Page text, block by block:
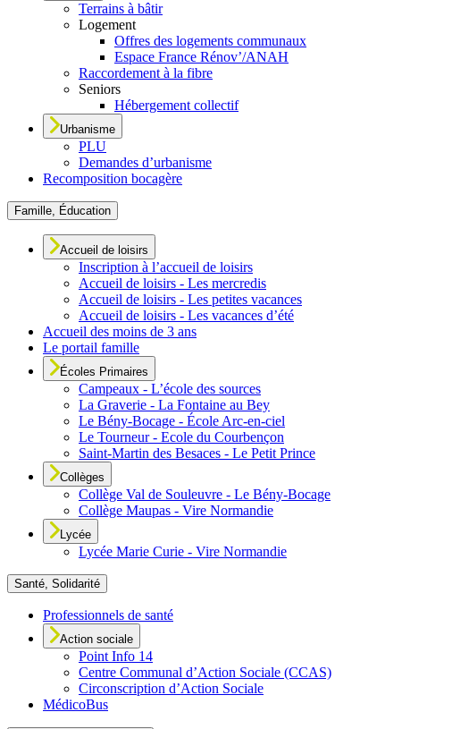
Terrains à bâtir
Logement
Offres des logements communaux
Espace France Rénov’/ANAH
Raccordement à la fibre
Seniors
Hébergement collectif
Urbanisme
PLU
Demandes d’urbanisme
Recomposition bocagère
Famille, Éducation
Accueil de loisirs
Inscription à l’accueil de loisirs
Accueil de loisirs - Les mercredis
Accueil de loisirs - Les petites vacances
Accueil de loisirs - Les vacances d’été
Accueil des moins de 3 ans
Le portail famille
Écoles Primaires
Campeaux - L’école des sources
La Graverie - La Fontaine au Bey
Le Bény-Bocage - École Arc-en-ciel
Le Tourneur - Ecole du Courbençon
Saint-Martin des Besaces - Le Petit Prince
Collèges
Collège Val de Souleuvre - Le Bény-Bocage
Collège Maupas - Vire Normandie
Lycée
Lycée Marie Curie - Vire Normandie
Santé, Solidarité
Professionnels de santé
Action sociale
Point Info 14
Centre Communal d’Action Sociale (CCAS)
Circonscription d’Action Sociale
MédicoBus